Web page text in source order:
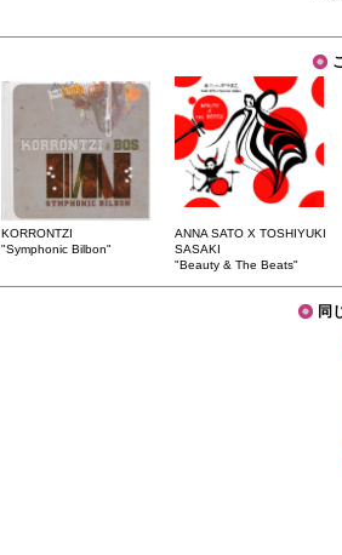
KORRONTZI
"Symphonic Bilbon"
ANNA SATO X TOSHIYUKI
SASAKI
"Beauty & The Beats"
同